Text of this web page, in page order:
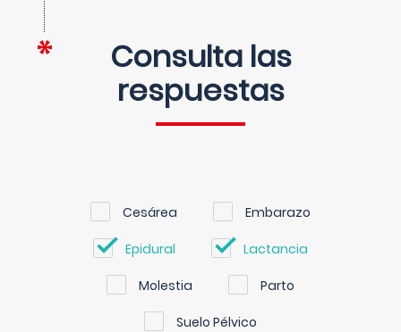
Consulta las
respuestas
Cesárea Embarazo
Epidural Lactancia
Molestia Parto
Suelo Pélvico